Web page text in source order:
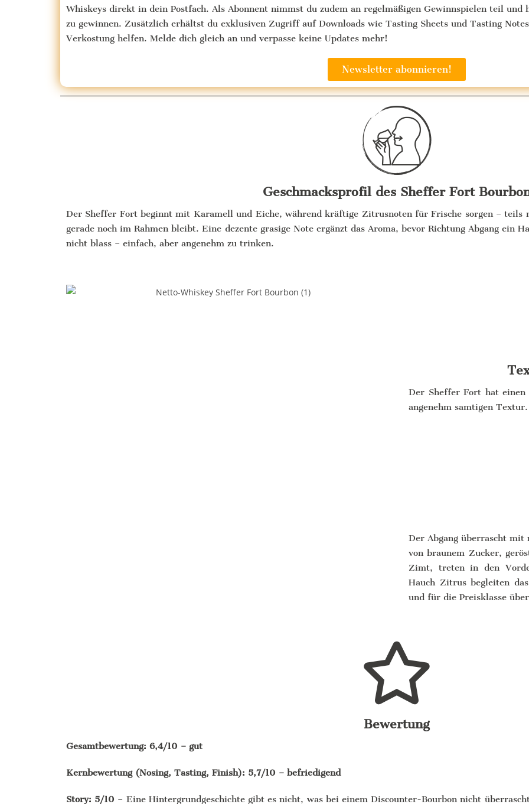
Whiskeys direkt in dein Postfach. Als Abonnent nimmst du zudem an regelmäßigen Gewinnspielen teil und
zu gewinnen. Zusätzlich erhältst du exklusiven Zugriff auf Downloads wie Tasting Sheets und Tasting
Verkostung helfen. Melde dich gleich an und verpasse keine Updates mehr!
Newsletter abonnieren!
Geschmacksprofil des Sheffer Fort
Der Sheffer Fort beginnt mit Karamell und Eiche, während kräftige Zitrusnoten für Frische sorgen –
gerade noch im Rahmen bleibt. Eine dezente grasige Note ergänzt das Aroma, bevor Richtung Abgang ein
nicht blass – einfach, aber angenehm zu trinken.
Der Sheffer Fort hat
angenehm samtigen Textur.
Der Abgang überrascht mit
von braunem Zucker,
Zimt, treten in den
Hauch Zitrus begleiten
und für die Preisklasse
Bewertung
Gesamtbewertung: 6,4/10 – gut
Kernbewertung (Nosing, Tasting, Finish): 5,7/10 – befriedigend
Story: 5/10 – Eine Hintergrundgeschichte gibt es nicht, was bei einem Discounter-Bourbon nicht